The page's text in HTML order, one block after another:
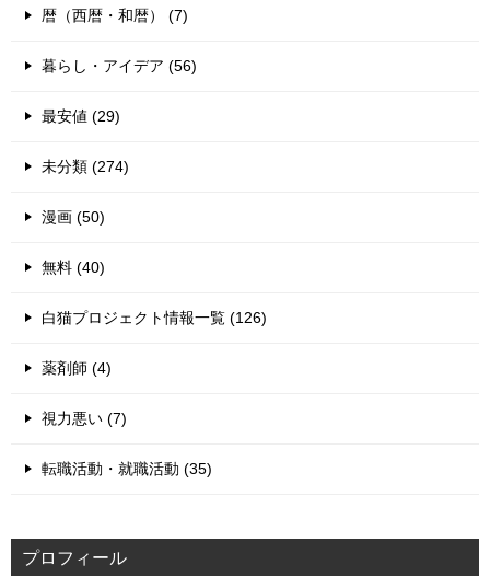
暦（西暦・和暦） (7)
暮らし・アイデア (56)
最安値 (29)
未分類 (274)
漫画 (50)
無料 (40)
白猫プロジェクト情報一覧 (126)
薬剤師 (4)
視力悪い (7)
転職活動・就職活動 (35)
プロフィール